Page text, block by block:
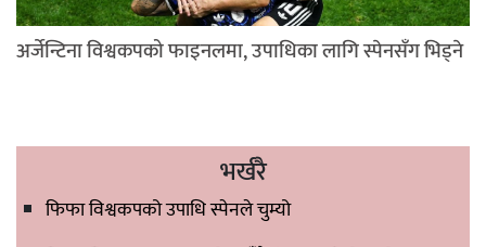
अर्जेन्टिना विश्वकपको फाइनलमा, उपाधिका लागि स्पेनसँग भिड्ने
भर्खरै
फिफा विश्वकपको उपाधि स्पेनले चुम्यो